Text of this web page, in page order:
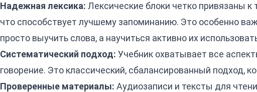
Надежная лексика: Лексические блоки четко привязаны
что способствует лучшему запоминанию. Это особенно
просто выучить слова, а научиться активно их
Систематический подход: Учебник охватывает все
говорение. Это классический, сбалансированный подход,
Проверенные материалы: Аудиозаписи и тексты для